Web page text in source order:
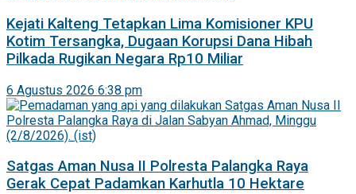
Kejati Kalteng Tetapkan Lima Komisioner KPU
Kotim Tersangka, Dugaan Korupsi Dana Hibah
Pilkada Rugikan Negara Rp10 Miliar
6 Agustus 2026 6:38 pm
Satgas Aman Nusa II Polresta Palangka Raya
Gerak Cepat Padamkan Karhutla 10 Hektare